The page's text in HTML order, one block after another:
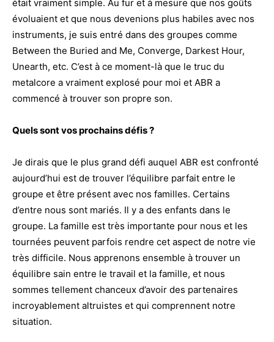
était vraiment simple. Au fur et à mesure que nos goûts
évoluaient et que nous devenions plus habiles avec nos
instruments, je suis entré dans des groupes comme
Between the Buried and Me, Converge, Darkest Hour,
Unearth, etc. C’est à ce moment-là que le truc du
metalcore a vraiment explosé pour moi et ABR a
commencé à trouver son propre son.
Quels sont vos prochains défis ?
Je dirais que le plus grand défi auquel ABR est confronté
aujourd’hui est de trouver l’équilibre parfait entre le
groupe et être présent avec nos familles. Certains
d’entre nous sont mariés. Il y a des enfants dans le
groupe. La famille est très importante pour nous et les
tournées peuvent parfois rendre cet aspect de notre vie
très difficile. Nous apprenons ensemble à trouver un
équilibre sain entre le travail et la famille, et nous
sommes tellement chanceux d’avoir des partenaires
incroyablement altruistes et qui comprennent notre
situation.